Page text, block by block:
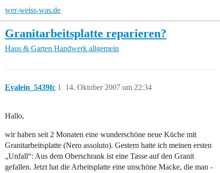
wer-weiss-was.de
Granitarbeitsplatte reparieren?
Haus & Garten Handwerk allgemein
Evalein_5439fc 14. Oktober 2007 um 22:34
1
Hallo,
wir haben seit 2 Monaten eine wunderschöne neue Küche mit
Granitarbeitsplatte (Nero assoluto). Gestern hatte ich meinen ersten
„Unfall“: Aus dem Oberschrank ist eine Tasse auf den Granit
gefallen. Jetzt hat die Arbeitsplatte eine unschöne Macke, die man -